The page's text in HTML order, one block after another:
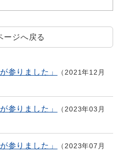
ージへ戻る
参りました」
2021年12月
参りました」
2023年03月
参りました」
2023年07月